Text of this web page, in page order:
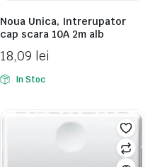
Noua Unica, Intrerupator
cap scara 10A 2m alb
18,09 lei
In Stoc